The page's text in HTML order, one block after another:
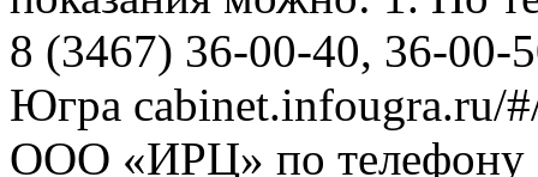
8 (3467) 36-00-40, 36-00-
Югра cabinet.infougra.ru/
ООО «ИРЦ» по телефону